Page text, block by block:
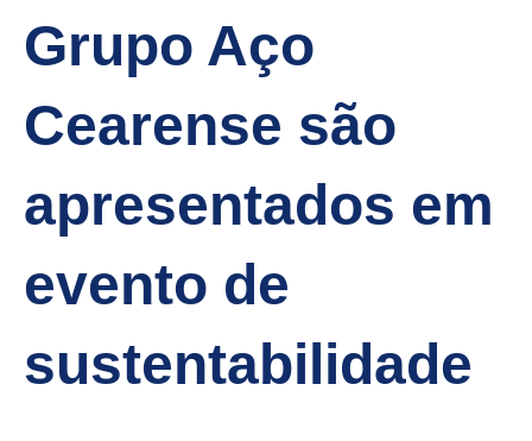
Grupo Aço
Cearense são
apresentados em
evento de
sustentabilidade